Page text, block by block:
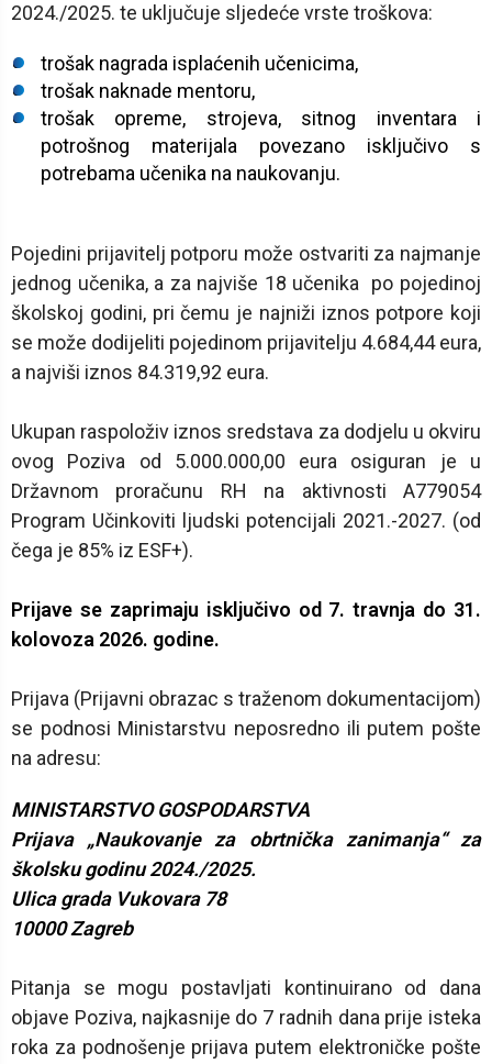
2024./2025. te uključuje sljedeće vrste troškova:
trošak nagrada isplaćenih učenicima,
trošak naknade mentoru,
trošak opreme, strojeva, sitnog inventara i
potrošnog materijala povezano isključivo s
potrebama učenika na naukovanju.
Pojedini prijavitelj potporu može ostvariti za najmanje
jednog učenika, a za najviše 18 učenika po pojedinoj
školskoj godini, pri čemu je najniži iznos potpore koji
se može dodijeliti pojedinom prijavitelju 4.684,44 eura,
a najviši iznos 84.319,92 eura.
Ukupan raspoloživ iznos sredstava za dodjelu u okviru
ovog Poziva od 5.000.000,00 eura osiguran je u
Državnom proračunu RH na aktivnosti A779054
Program Učinkoviti ljudski potencijali 2021.-2027. (od
čega je 85% iz ESF+).
Prijave se zaprimaju isključivo od 7. travnja do 31.
kolovoza 2026. godine.
Prijava (Prijavni obrazac s traženom dokumentacijom)
se podnosi Ministarstvu neposredno ili putem pošte
na adresu:
MINISTARSTVO GOSPODARSTVA
Prijava „Naukovanje za obrtnička zanimanja“ za
školsku godinu 2024./2025.
Ulica grada Vukovara 78
10000 Zagreb
Pitanja se mogu postavljati kontinuirano od dana
objave Poziva, najkasnije do 7 radnih dana prije isteka
roka za podnošenje prijava putem elektroničke pošte